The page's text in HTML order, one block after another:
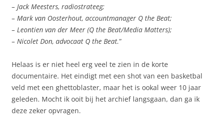
– Jack Meesters, radiostrateeg;
– Mark van Oosterhout, accountmanager Q the Beat;
– Leontien van der Meer (Q the Beat/Media Matters);
– Nicolet Don, advocaat Q the Beat.”
Helaas is er niet heel erg veel te zien in de korte
documentaire. Het eindigt met een shot van een basketbal
veld met een ghettoblaster, maar het is ookal weer 10 jaar
geleden. Mocht ik ooit bij het archief langsgaan, dan ga ik
deze zeker opvragen.